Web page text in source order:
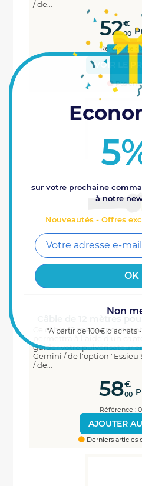
/ de...
52€
00
Référence :
VOIR LE
Pas en
Câble de 12 mètres
Ce câble 12 mètres pour
permettra à l'aide d'un
guider votre pulvérisateur
Gemini / de l'option "Essieu
/ de...
58€
00
Référence :
AJOUTER
Derniers articles
sur votre prochaine
à notre
Nouveautés - Offres
Non
*A partir de 100€